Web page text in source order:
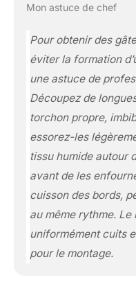
Mon astuce de chef
Pour obtenir des
éviter la formation
une astuce de
Découpez de
torchon propre,
essorez-les
tissu humide autour
avant de les
cuisson des bords,
au même rythme.
uniformément cuits
pour le montage.